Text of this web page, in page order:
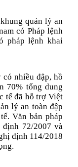
quản lý an
có Pháp lệnh
pháp lệnh khai
nhiều đập, hồ
70% tổng dung
tế đã hỗ trợ Việt
lý an toàn đập
tế.Văn bản pháp
72/2007 và
định 114/2018